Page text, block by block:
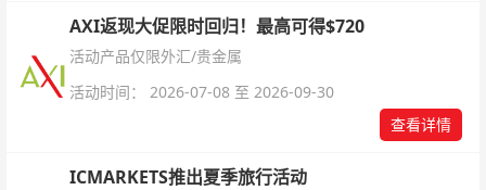
AXI返现大促限时回归！最高可得$720
活动产品仅限外汇/贵金属
活动时间： 2026-07-08 至 2026-09-30
查看详情
ICMARKETS推出夏季旅行活动